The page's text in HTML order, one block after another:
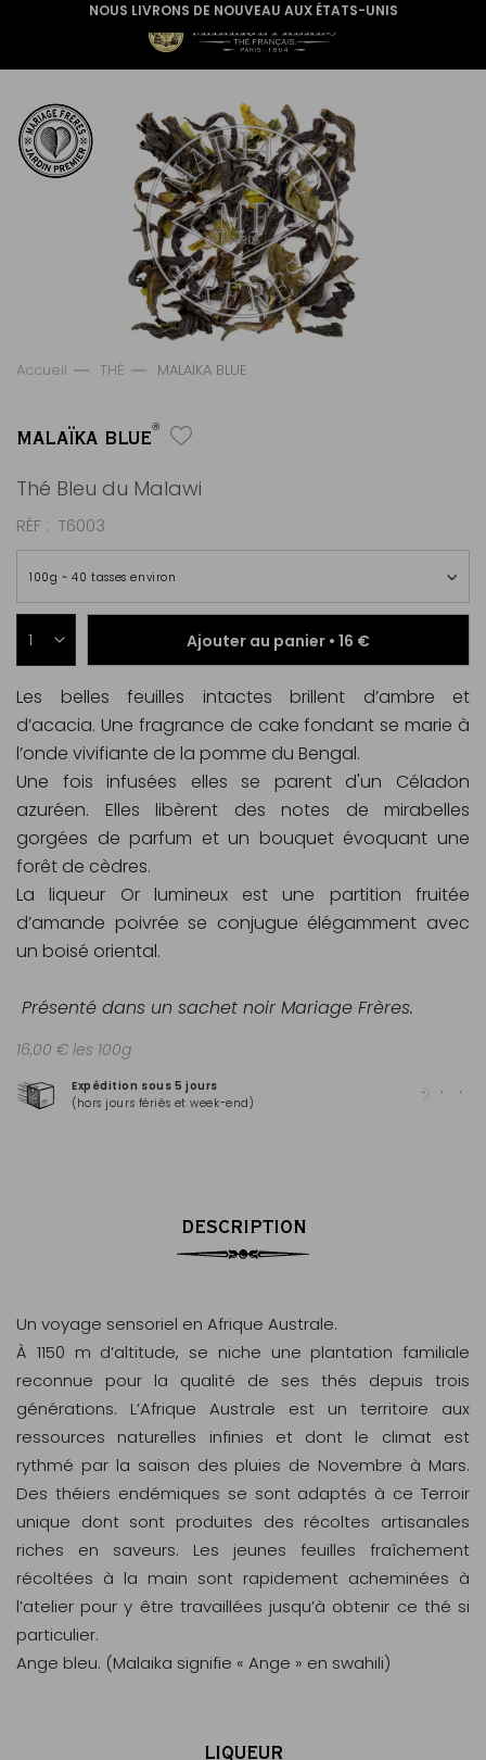
NOUS LIVRONS DE NOUVEAU AUX ÉTATS-UNIS
Accueil THÉ MALAÏKA BLUE
MALAÏKA BLUE®
Thé Bleu du Malawi
RÉF T6003
100g ~ 40 tasses environ
Ajouter au panier • 16 €
Expédition sous 5 jours
(hors jours fériés et week-end)
Les belles feuilles intactes brillent d’ambre et
d’acacia. Une fragrance de cake fondant se marie à
l’onde vivifiante de la pomme du Bengal.
Une fois infusées elles se parent d'un Céladon
azuréen. Elles libèrent des notes de mirabelles
gorgées de parfum et un bouquet évoquant une
forêt de cèdres.
La liqueur Or lumineux est une partition fruitée
d’amande poivrée se conjugue élégamment avec
un boisé oriental.
Présenté dans un sachet noir Mariage Frères.
16,00 € les 100g
DESCRIPTION
Un voyage sensoriel en Afrique Australe.
À 1150 m d’altitude, se niche une plantation familiale
reconnue pour la qualité de ses thés depuis trois
générations. L’Afrique Australe est un territoire aux
ressources naturelles infinies et dont le climat est
rythmé par la saison des pluies de Novembre à Mars.
Des théiers endémiques se sont adaptés à ce Terroir
unique dont sont produites des récoltes artisanales
riches en saveurs. Les jeunes feuilles fraîchement
récoltées à la main sont rapidement acheminées à
l’atelier pour y être travaillées jusqu’à obtenir ce thé si
particulier.
Ange bleu. (Malaika signifie « Ange » en swahili)
LIQUEUR